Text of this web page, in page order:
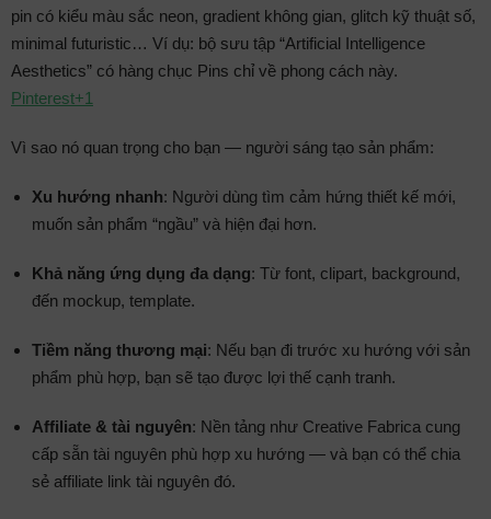
pin có kiểu màu sắc neon, gradient không gian, glitch kỹ thuật số,
minimal futuristic… Ví dụ: bộ sưu tập “Artificial Intelligence
Aesthetics” có hàng chục Pins chỉ về phong cách này.
Pinterest+1
Vì sao nó quan trọng cho bạn — người sáng tạo sản phẩm:
Xu hướng nhanh: Người dùng tìm cảm hứng thiết kế mới,
muốn sản phẩm “ngầu” và hiện đại hơn.
Khả năng ứng dụng đa dạng: Từ font, clipart, background,
đến mockup, template.
Tiềm năng thương mại: Nếu bạn đi trước xu hướng với sản
phẩm phù hợp, bạn sẽ tạo được lợi thế cạnh tranh.
Affiliate & tài nguyên: Nền tảng như Creative Fabrica cung
cấp sẵn tài nguyên phù hợp xu hướng — và bạn có thể chia
sẻ affiliate link tài nguyên đó.